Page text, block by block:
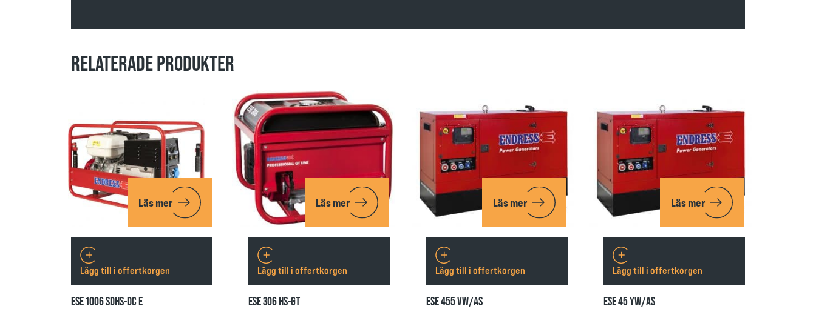
RELATERADE PRODUKTER
Läs mer
ESE 1006 SDHS-DC E
Lägg till i offertkorgen
Läs mer
ESE 306 HS-GT
Lägg till i offertkorgen
Läs mer
ESE 455 VW/AS
Lägg till i offertkorgen
Läs mer
ESE 45 YW/AS
Lägg till i offertkorgen